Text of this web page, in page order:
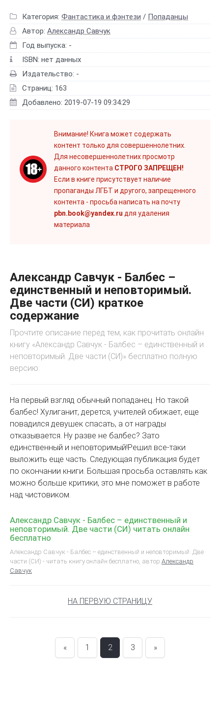
Категория: Фантастика и фэнтези / Попаданцы
Автор: Александр Савчук
Год выпуска: -
ISBN: нет данных
Издательство: -
Страниц: 163
Добавлено: 2019-07-19 09:34:29
Внимание! Книга может содержать
контент только для совершеннолетних.
Для несовершеннолетних просмотр
данного контента СТРОГО ЗАПРЕЩЕН!
Если в книге присутствует наличие
пропаганды ЛГБТ и другого, запрещенного
контента - просьба написать на почту
pbn.book@yandex.ru для удаления
материала
Александр Савчук - Балбес –
единственный и неповторимый.
Две части (СИ) краткое
содержание
Прочтите описание перед тем, как прочитать онлайн
книгу «Александр Савчук - Балбес – единственный и
неповторимый. Две части (СИ)» бесплатно полную
версию:
На первый взгляд обычный попаданец. Но такой
балбес! Хулиганит, дерется, учителей обижает, еще
повадился девушек спасать, а от награды
отказывается. Ну разве не балбес? Зато
единственный и неповторимый!Решил все-таки
выложить еще часть. Следующая публикация будет
по окончании книги. Большая просьба оставлять как
можно больше критики, это мне поможет в работе
над чистовиком.
Александр Савчук - Балбес – единственный и
неповторимый. Две части (СИ) читать онлайн
бесплатно
Александр Савчук - Балбес – единственный и неповторимый. Две
части (СИ) - читать книгу онлайн бесплатно, автор Александр
Савчук
НА ПЕРВУЮ СТРАНИЦУ
« 1 2 3 »